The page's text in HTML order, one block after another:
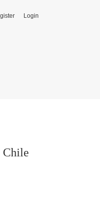
Login
Chile